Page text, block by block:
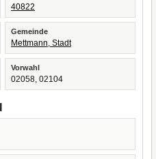
40822
Gemeinde
Mettmann, Stadt
Vorwahl
02058, 02104